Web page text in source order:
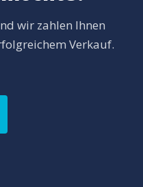
wir zahlen Ihnen
Verkauf.